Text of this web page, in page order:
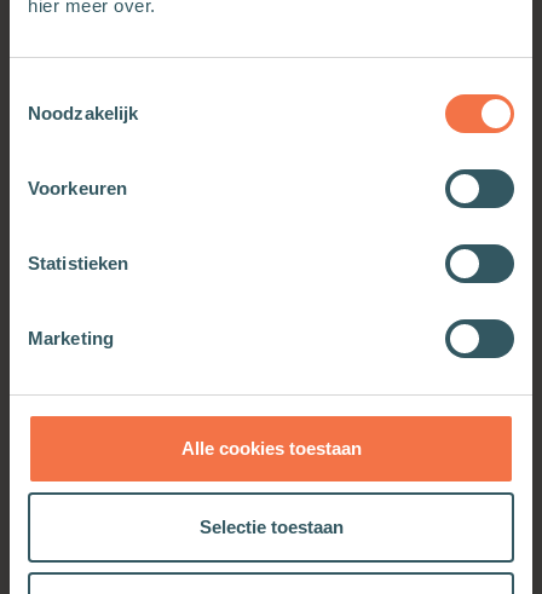
hier meer over.
Noodzakelijk
Voorkeuren
Statistieken
Marketing
Alle cookies toestaan
Selectie toestaan
Anders voelen, anders
Meer informatie
Er is geen God en Philipse
Meer informatie
OOK INTERESSANT